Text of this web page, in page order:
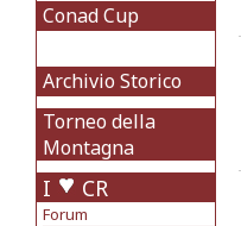
Conad Cup
Archivio Storico
Torneo della
Montagna
I CR
Forum